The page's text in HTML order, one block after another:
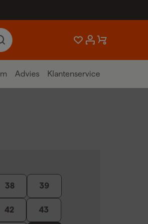
Advies Klantenservice
38 39
42 43